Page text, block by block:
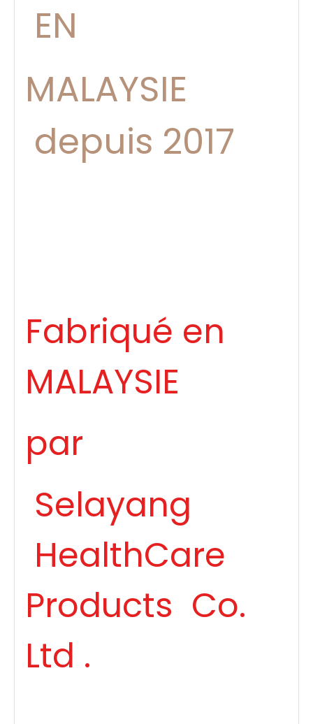
EN
MALAYSIE
depuis 2017
Fabriqué en
MALAYSIE
par
Selayang
HealthCare
Products Co.
Ltd .